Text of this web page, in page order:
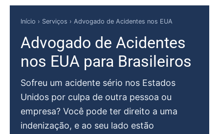
Início › Serviços › Advogado de Acidentes nos EUA
Advogado de Acidentes
nos EUA para Brasileiros
Sofreu um acidente sério nos Estados
Unidos por culpa de outra pessoa ou
empresa? Você pode ter direito a uma
indenização, e ao seu lado estão